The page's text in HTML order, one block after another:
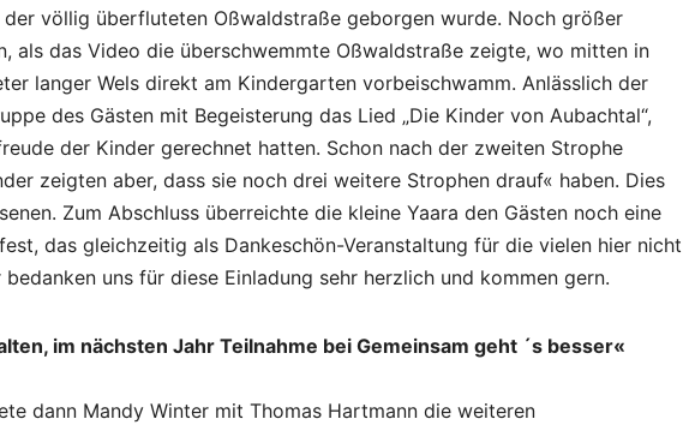
völlig überfluteten Oßwaldstraße geborgen wurde. Noch größer
als das Video die überschwemmte Oßwaldstraße zeigte, wo mitten in
langer Wels direkt am Kindergarten vorbeischwamm. Anlässlich der
des Gästen mit Begeisterung das Lied „Die Kinder von Aubachtal“,
der Kinder gerechnet hatten. Schon nach der zweiten Strophe
zeigten aber, dass sie noch drei weitere Strophen drauf« haben. Dies
Zum Abschluss überreichte die kleine Yaara den Gästen noch eine
das gleichzeitig als Dankeschön-Veranstaltung für die vielen hier nicht
uns für diese Einladung sehr herzlich und kommen gern.
im nächsten Jahr Teilnahme bei Gemeinsam geht ´s besser«
dann Mandy Winter mit Thomas Hartmann die weiteren